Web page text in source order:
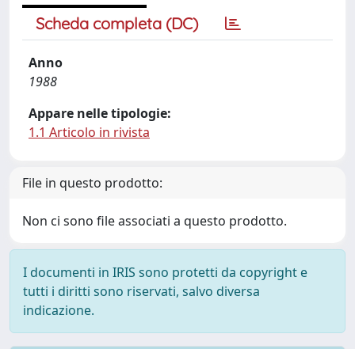
Scheda completa (DC)
Anno
1988
Appare nelle tipologie:
1.1 Articolo in rivista
File in questo prodotto:
Non ci sono file associati a questo prodotto.
I documenti in IRIS sono protetti da copyright e
tutti i diritti sono riservati, salvo diversa
indicazione.